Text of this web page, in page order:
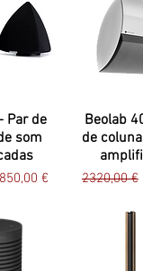
Par de
som
Preço promocional
850,00 €
Beolab
de
Preço
2320,00 €